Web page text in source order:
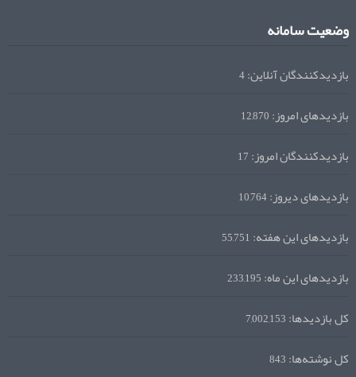
وضعیت سامانه
بازدیدکنندگان آنلاین:4
بازدیدهای امروز:12,870
بازدیدکنندگان امروز:17
بازدیدهای دیروز:10,764
بازدیدهای این هفته:55,751
بازدیدهای این ماه:233,195
کل بازدیدها:7,002,153
کل نوشته‌ها:843